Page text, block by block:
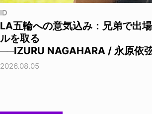
ID
LA五輪への意気込み：兄弟で出
ルを取る
──IZURU NAGAHARA / 永原依
2026.08.05